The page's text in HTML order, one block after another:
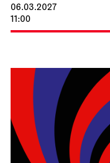
Schauspiel Stuttgart
Eve of